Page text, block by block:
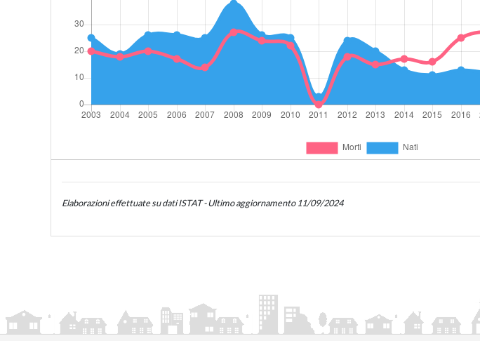
Elaborazioni effettuate su dati ISTAT - Ultimo aggiornamento 11/09/2024